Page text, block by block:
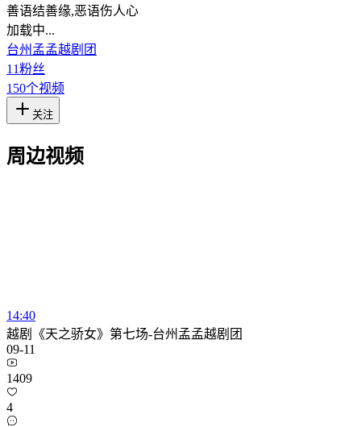
善语结善缘,恶语伤人心
加载中...
台州孟孟越剧团
11粉丝
150个视频
关注
周边视频
14:40
越剧《天之骄女》第七场-台州孟孟越剧团
09-11
1409
4